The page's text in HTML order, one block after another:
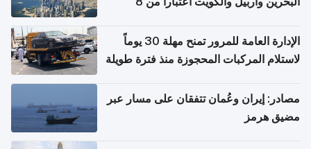
الإدارة العامة للمرور تمنح مهلة 30 يوماً
لاستلام المركبات المحجوزة منذ فترة طويلة
مصادر: إيران وعُمان تتفقان على مسار عبر
مضيق هرمز